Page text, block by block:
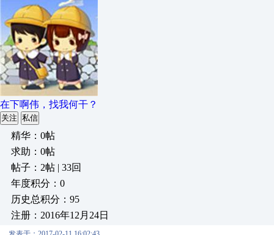
在下啊伟，找我何干？
关注 私信
精华：0帖
求助：0帖
帖子：2帖 | 33回
年度积分：0
历史总积分：95
注册：2016年12月24日